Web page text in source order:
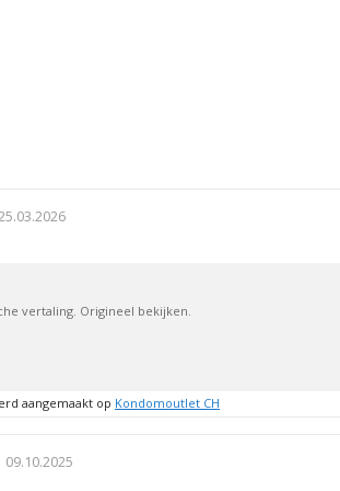
vertaling. Origineel bekijken.
aangemaakt op Kondomoutlet CH
Beoordelingsdatum:
09.10.2025